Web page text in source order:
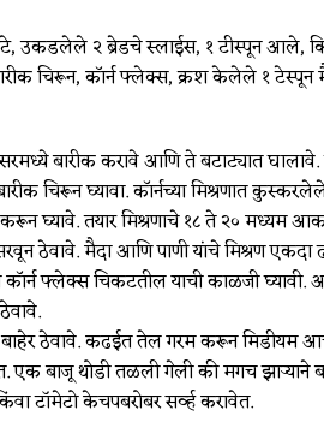
उकडलेले २ ब्रेडचे स्लाईस, १ टीस्पून आले,
चिरून, कॉर्न फ्लेक्स, क्रश केलेले १ टेस्पून
बारीक करावे आणि ते बटाट्यात
चिरून घ्यावा. कॉर्नच्या मिश्रणात
घ्यावे. तयार मिश्रणाचे १८ ते २० मध्यम
ठेवावे. मैदा आणि पाणी यांचे मिश्रण
फ्लेक्स चिकटतील याची काळजी घ्यावी.
बाहेर ठेवावे. कढईत तेल गरम करून मिडीयम
बाजू थोडी तळली गेली की मगच झाऱ्याने
टॉमेटो केचपबरोबर सर्व्ह करावेत.